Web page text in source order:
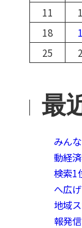
11
18
25
最
みん
動経
検索1
へ広
地域
報発